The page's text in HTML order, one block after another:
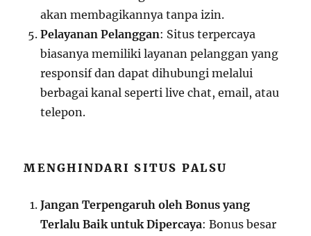
akan membagikannya tanpa izin.
Pelayanan Pelanggan: Situs terpercaya
biasanya memiliki layanan pelanggan yang
responsif dan dapat dihubungi melalui
berbagai kanal seperti live chat, email, atau
telepon.
MENGHINDARI SITUS PALSU
Jangan Terpengaruh oleh Bonus yang
Terlalu Baik untuk Dipercaya: Bonus besar